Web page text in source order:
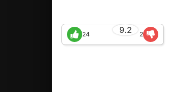
9.2
24 2